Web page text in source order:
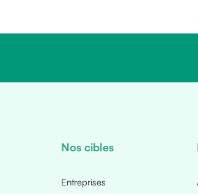
Nos cibles
Entreprises